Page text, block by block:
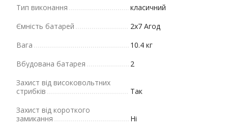
Тип виконання
класичний
Ємність батарей
2х7 Агод
Вага
10.4 кг
Вбудована батарея
2
Захист від високовольтних
стрибків
Так
Захист від короткого
замикання
Ні